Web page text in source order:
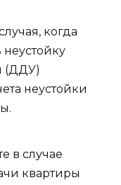
когда
(ДДУ)
неустойки
в случае
квартиры